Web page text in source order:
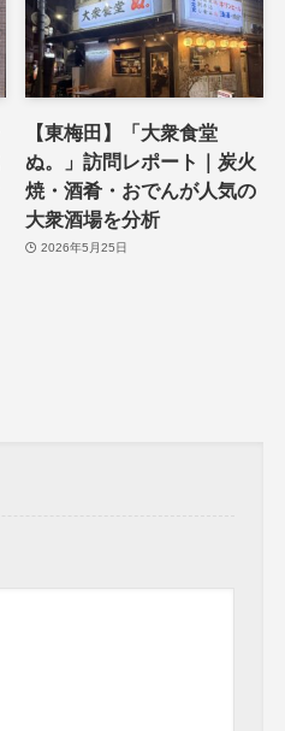
【東梅田】「大衆食堂
ぬ。」訪問レポート｜炭火
焼・酒肴・おでんが人気の
大衆酒場を分析
2026年5月25日